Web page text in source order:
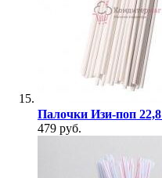
Палочки Изи-поп
479 руб.